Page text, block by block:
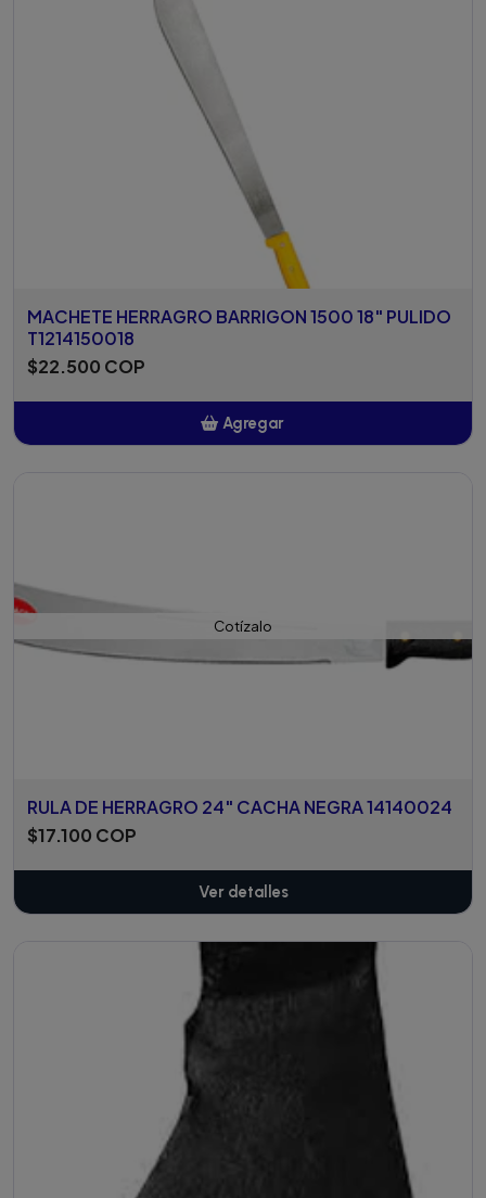
MACHETE HERRAGRO BARRIGON 1500 18" PULIDO
T1214150018
$22.500 COP
Agregar
Cotízalo
RULA DE HERRAGRO 24" CACHA NEGRA 14140024
$17.100 COP
Ver detalles